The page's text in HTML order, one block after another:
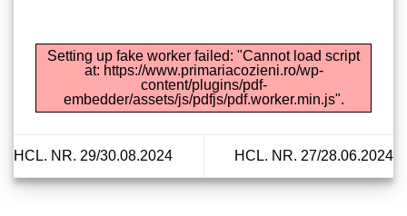
Setting up fake worker failed: "Cannot load script
at: https://www.primariacozieni.ro/wp-
content/plugins/pdf-
embedder/assets/js/pdfjs/pdf.worker.min.js".
HCL. NR. 29/30.08.2024 HCL. NR. 27/28.06.2024